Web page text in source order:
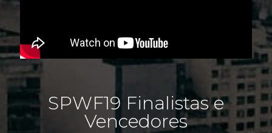
SPWF19 Finalistas e
Vencedores